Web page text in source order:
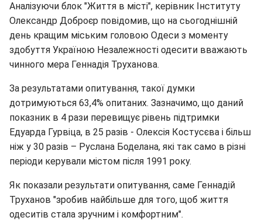
Аналізуючи блок "Життя в місті", керівник Інституту
Олександр Доброєр повідомив, що на сьогоднішній
день кращим міським головою Одеси з моменту
здобуття Україною Незалежності одесити вважають
чинного мера Геннадія Труханова.
За результатами опитування, такої думки
дотримуються 63,4% опитаних. Зазначимо, що даний
показник в 4 рази перевищує рівень підтримки
Едуарда Гурвіца, в 25 разів - Олексія Костусєва і більш
ніж у 30 разів – Руслана Боделана, які так само в різні
періоди керували містом після 1991 року.
Як показали результати опитування, саме Геннадій
Труханов "зробив найбільше для того, щоб життя
одеситів стала зручним і комфортним".